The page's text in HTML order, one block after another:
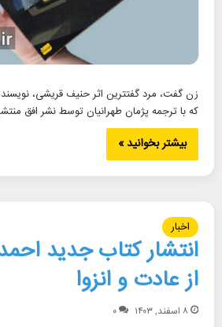
زن گفت، مرد گفتترین اثر حنیف قریشی،
که با ترجمه پژمان طهرانیان توسط نشر افق
بیشتر بخوانید »
اخبار
انتشار کتاب جدید احمد
از عادت و انزوا
۸ اسفند, ۱۴۰۳ ۰